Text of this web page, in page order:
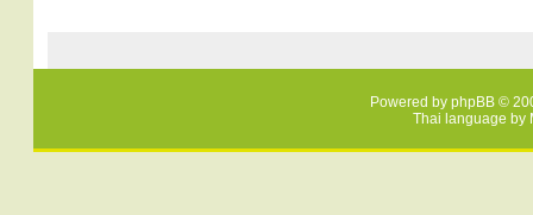
Powered by phpBB ©
Thai language by